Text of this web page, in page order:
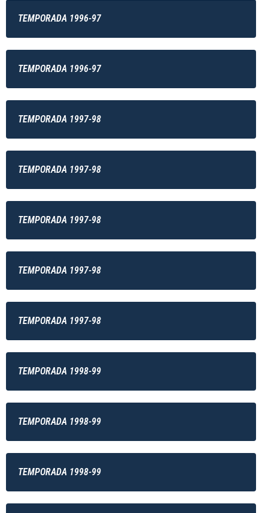
TEMPORADA 1996-97
TEMPORADA 1996-97
TEMPORADA 1997-98
TEMPORADA 1997-98
TEMPORADA 1997-98
TEMPORADA 1997-98
TEMPORADA 1997-98
TEMPORADA 1998-99
TEMPORADA 1998-99
TEMPORADA 1998-99